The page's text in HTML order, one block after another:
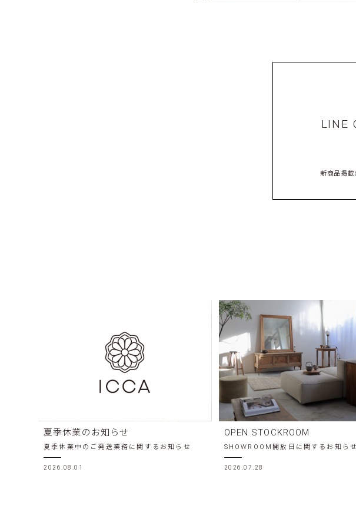
LINE
新商品掲載
夏季休業のお知らせ
夏季休業中のご発送業務に関するお知らせ
2026.08.01
OPEN STOCKROOM
SHOWROOM開放日に関するお知らせ
2026.07.28